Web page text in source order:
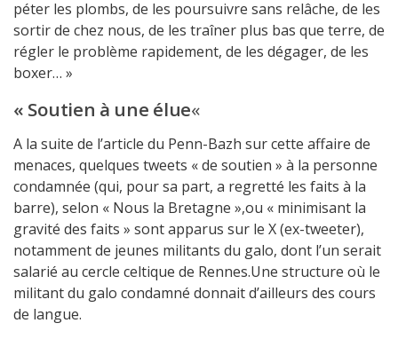
péter les plombs, de les poursuivre sans relâche, de les
sortir de chez nous, de les traîner plus bas que terre, de
régler le problème rapidement, de les dégager, de les
boxer… »
« Soutien à une élue«
A la suite de l’article du Penn-Bazh sur cette affaire de
menaces, quelques tweets « de soutien » à la personne
condamnée (qui, pour sa part, a regretté les faits à la
barre), selon « Nous la Bretagne »,ou « minimisant la
gravité des faits » sont apparus sur le X (ex-tweeter),
notamment de jeunes militants du galo, dont l’un serait
salarié au cercle celtique de Rennes.Une structure où le
militant du galo condamné donnait d’ailleurs des cours
de langue.